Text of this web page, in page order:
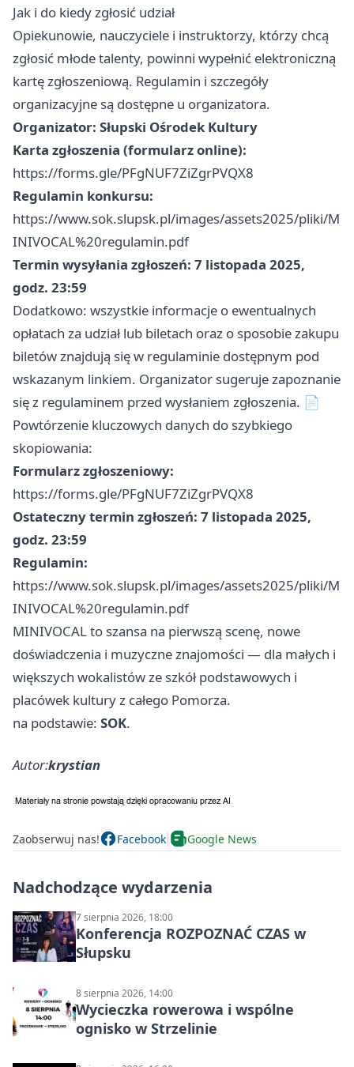
Jak i do kiedy zgłosić udział
Opiekunowie, nauczyciele i instruktorzy, którzy chcą
zgłosić młode talenty, powinni wypełnić elektroniczną
kartę zgłoszeniową. Regulamin i szczegóły
organizacyjne są dostępne u organizatora.
Organizator: Słupski Ośrodek Kultury
Karta zgłoszenia (formularz online):
https://forms.gle/PFgNUF7ZiZgrPVQX8
Regulamin konkursu:
https://www.sok.slupsk.pl/images/assets2025/pliki/M
INIVOCAL%20regulamin.pdf
Termin wysyłania zgłoszeń: 7 listopada 2025,
godz. 23:59
Dodatkowo: wszystkie informacje o ewentualnych
opłatach za udział lub biletach oraz o sposobie zakupu
biletów znajdują się w regulaminie dostępnym pod
wskazanym linkiem. Organizator sugeruje zapoznanie
się z regulaminem przed wysłaniem zgłoszenia. 📄
Powtórzenie kluczowych danych do szybkiego
skopiowania:
Formularz zgłoszeniowy:
https://forms.gle/PFgNUF7ZiZgrPVQX8
Ostateczny termin zgłoszeń: 7 listopada 2025,
godz. 23:59
Regulamin:
https://www.sok.slupsk.pl/images/assets2025/pliki/M
INIVOCAL%20regulamin.pdf
MINIVOCAL to szansa na pierwszą scenę, nowe
doświadczenia i muzyczne znajomości — dla małych i
większych wokalistów ze szkół podstawowych i
placówek kultury z całego Pomorza.
na podstawie: SOK.
Autor:krystian
Zaobserwuj nas! Facebook Google News
Nadchodzące wydarzenia
7 sierpnia 2026, 18:00
Konferencja ROZPOZNAĆ CZAS w
Słupsku
8 sierpnia 2026, 14:00
Wycieczka rowerowa i wspólne
ognisko w Strzelinie